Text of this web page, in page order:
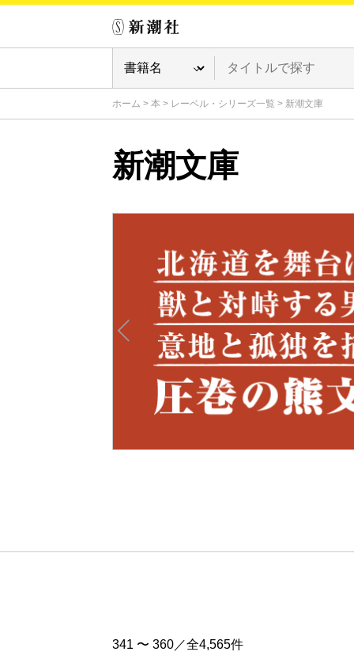
ホーム > 本 > レーベル・シリーズ一覧 > 新潮文庫
新潮文庫
341 〜 360／全4,565件